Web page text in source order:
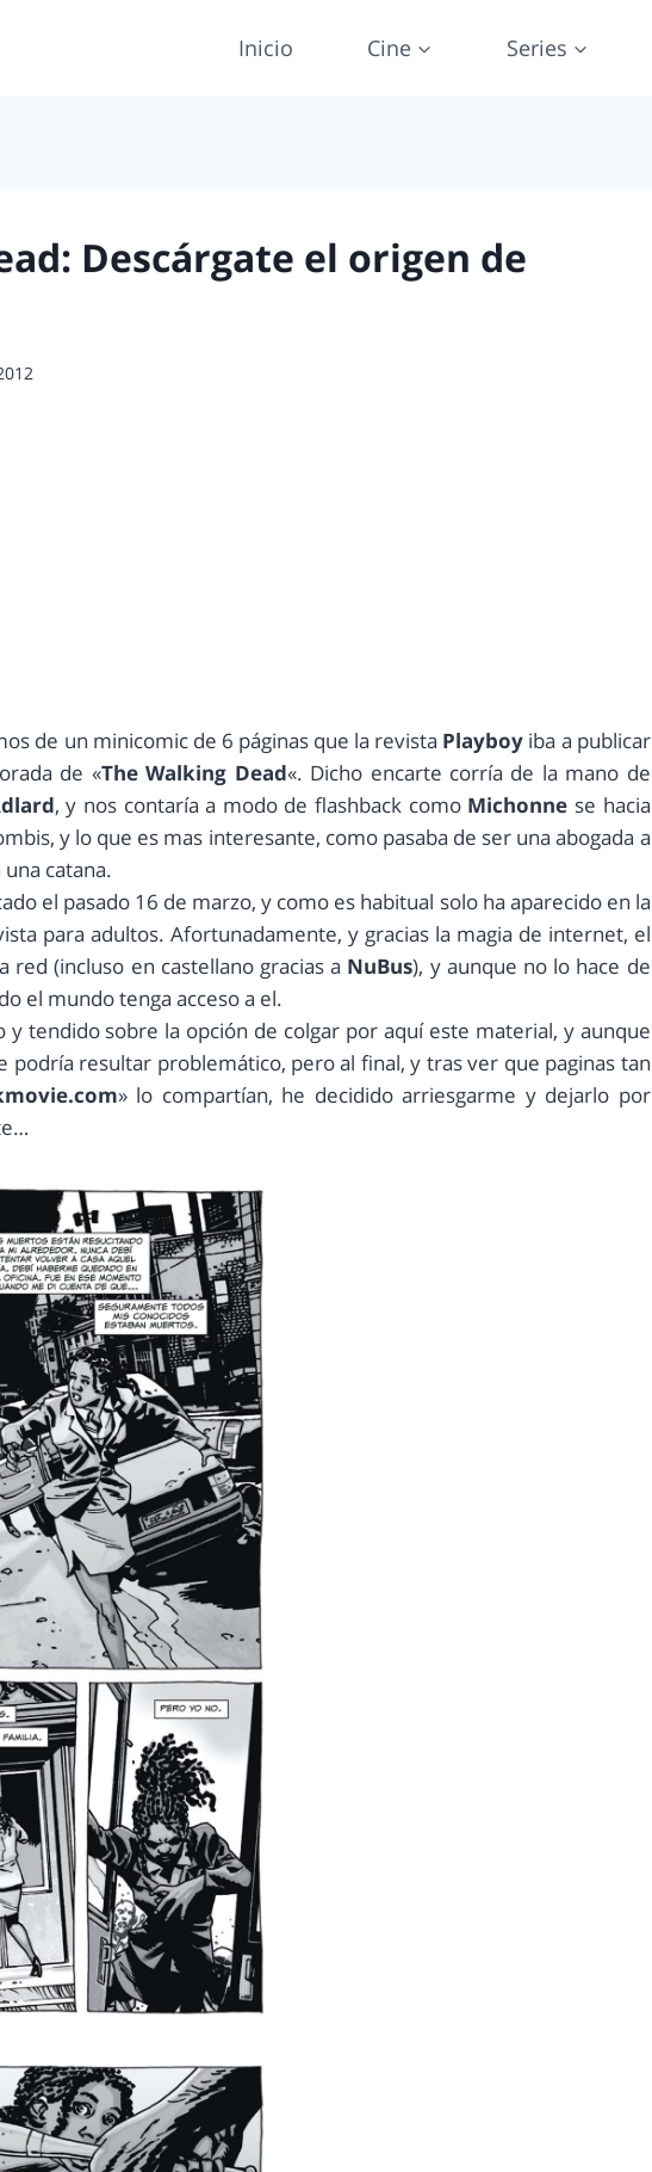
Inicio Cine Series
Descárgate el origen de
de un minicomic de 6 páginas que la revista Playboy iba a publicar
de «The Walking Dead«. Dicho encarte corría de la mano de
, y nos contaría a modo de flashback como Michonne se hacia
y lo que es mas interesante, como pasaba de ser una abogada a
catana.
el pasado 16 de marzo, y como es habitual solo ha aparecido en la
para adultos. Afortunadamente, y gracias la magia de internet, el
red (incluso en castellano gracias a NuBus), y aunque no lo hace de
el mundo tenga acceso a el.
y tendido sobre la opción de colgar por aquí este material, y aunque
podría resultar problemático, pero al final, y tras ver que paginas tan
» lo compartían, he decidido arriesgarme y dejarlo por